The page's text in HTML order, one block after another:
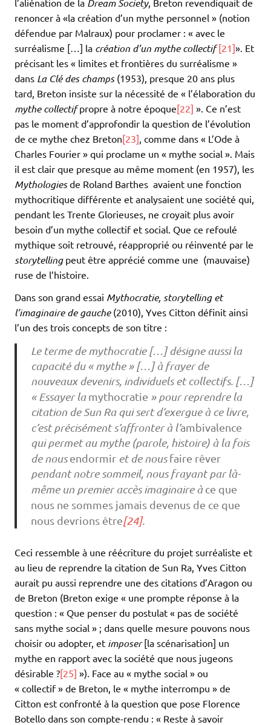
l’aliénation de la Dream Society, Breton revendiquait de
renoncer à «la création d’un mythe personnel » (notion
défendue par Malraux) pour proclamer : « avec le
surréalisme […] la création d’un mythe collectif [21]». Et
précisant les « limites et frontières du surréalisme »
dans La Clé des champs (1953), presque 20 ans plus
tard, Breton insiste sur la nécessité de « l’élaboration du
mythe collectifpropre à notre époque[22] ». Ce n’est
pas le moment d’approfondir la question de l’évolution
de ce mythe chez Breton[23], comme dans « L’Ode à
Charles Fourier » qui proclame un « mythe social ». Mais
il est clair que presque au même moment (en 1957), les
Mythologiesde Roland Barthes avaient une fonction
mythocritique différente et analysaient une société qui,
pendant les Trente Glorieuses, ne croyait plus avoir
besoin d’un mythe collectif et social. Que ce refoulé
mythique soit retrouvé, réapproprié ou réinventé par le
storytelling peut être apprécié comme une (mauvaise)
ruse de l’histoire.
Dans son grand essai Mythocratie, storytelling et
l’imaginaire de gauche(2010), Yves Citton définit ainsi
l’un des trois concepts de son titre :
Le terme de mythocratie […] désigne aussi la
capacité du « mythe » […] à frayer de
nouveaux devenirs, individuels et collectifs. […]
« Essayer lamythocratie » pour reprendre la
citation de Sun Ra qui sert d’exergue à ce livre,
c’est précisément s’affronter à l’ambivalence
qui permet au mythe (parole, histoire) à la fois
de nousendormiret de nousfaire rêver
pendant notre sommeil, nous frayant par là-
même un premier accès imaginaire àce que
nous ne sommes jamais devenus de ce que
nous devrions être[24].
Ceci ressemble à une réécriture du projet surréaliste et
au lieu de reprendre la citation de Sun Ra, Yves Citton
aurait pu aussi reprendre une des citations d’Aragon ou
de Breton (Breton exige « une prompte réponse à la
question : « Que penser du postulat « pas de société
sans mythe social » ; dans quelle mesure pouvons nous
choisir ou adopter, et imposer[la scénarisation] un
mythe en rapport avec la société que nous jugeons
désirable ?[25] »). Face au « mythe social » ou
« collectif » de Breton, le « mythe interrompu » de
Citton est confronté à la question que pose Florence
Botello dans son compte-rendu : « Reste à savoir